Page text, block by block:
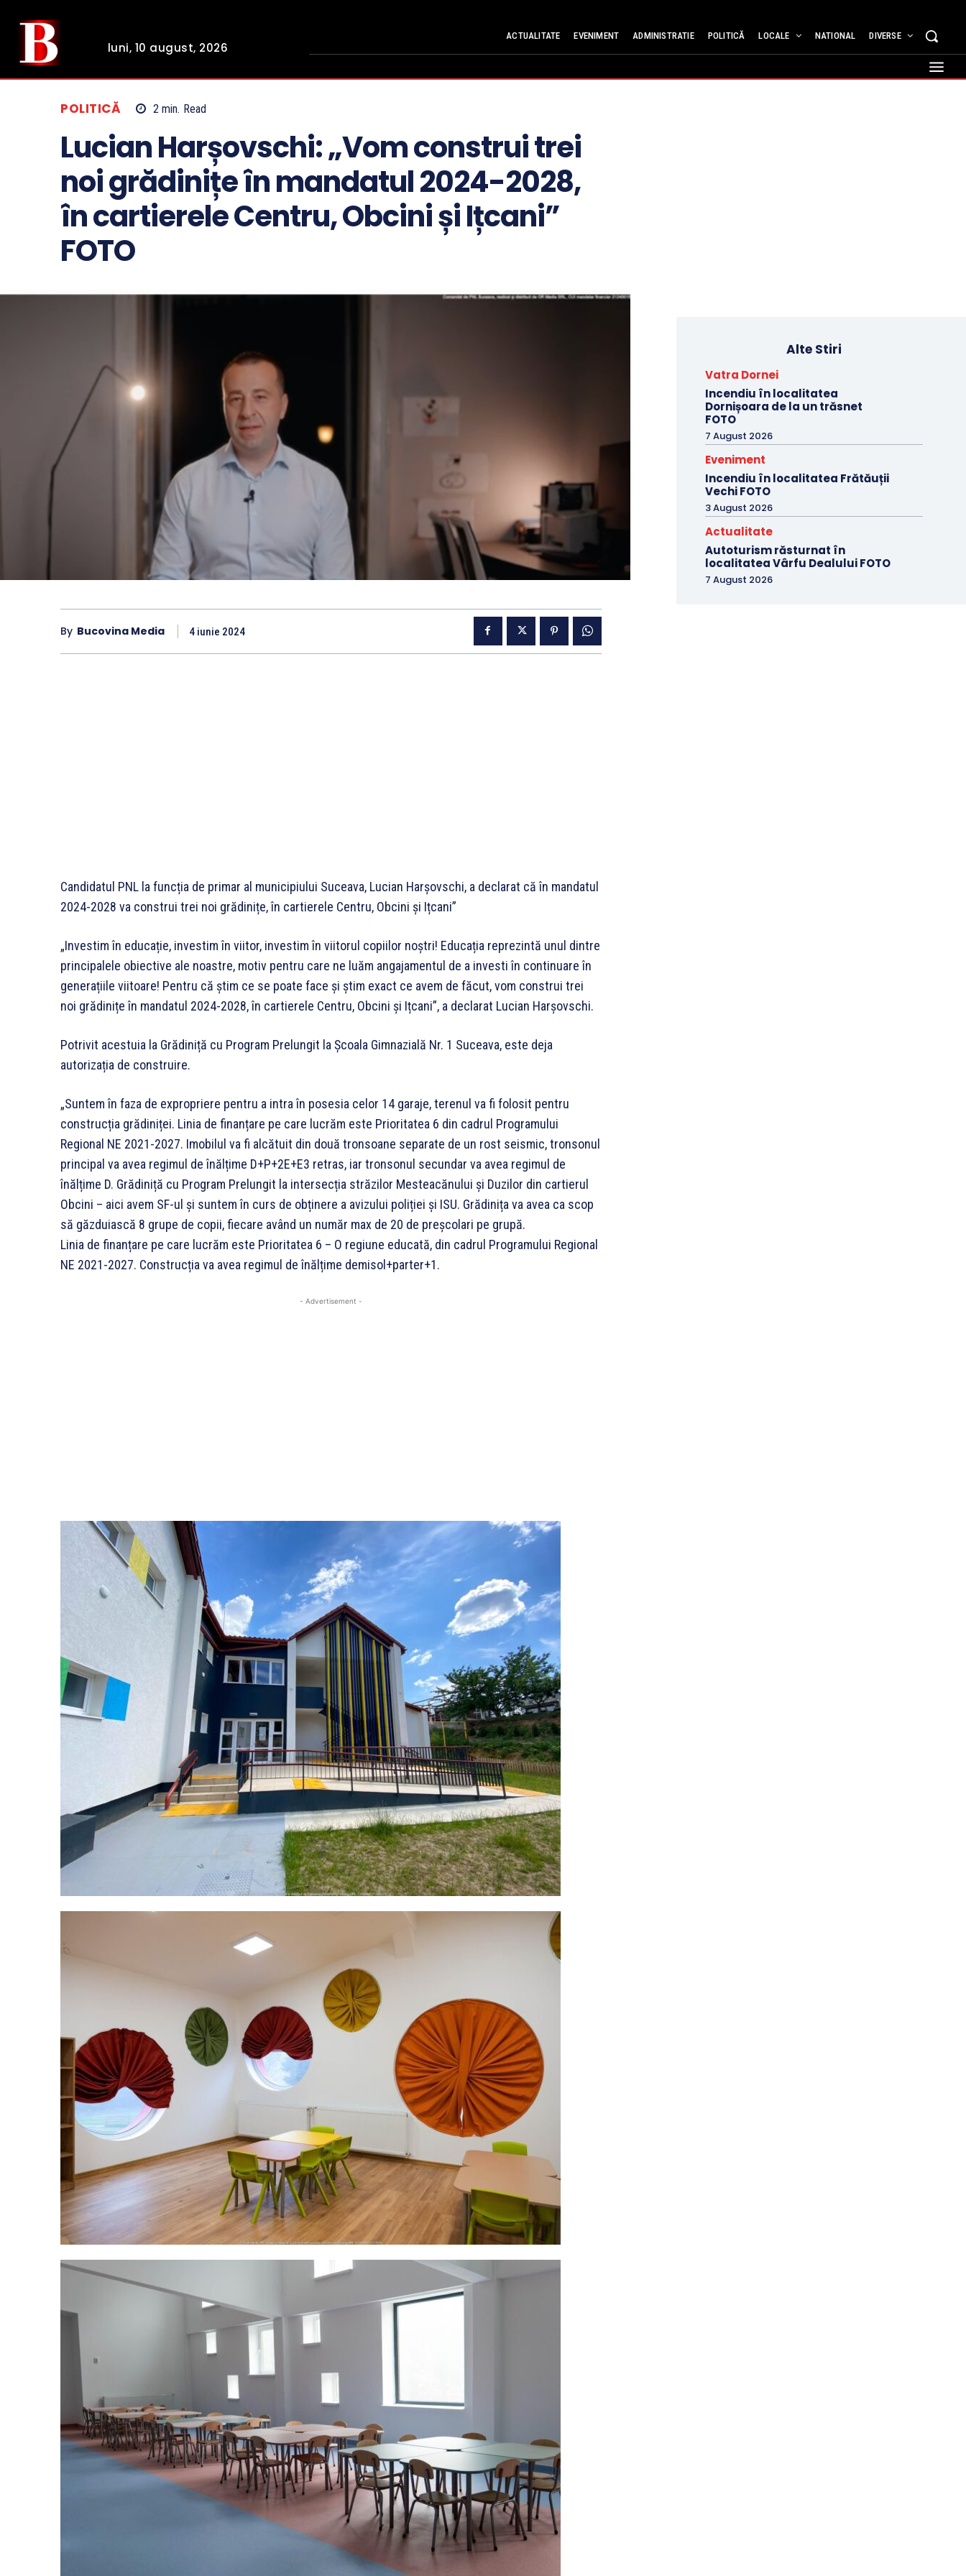
luni, 10 august, 2026
ACTUALITATE EVENIMENT ADMINISTRATIE POLITICĂ LOCALE NATIONAL DIVERSE
POLITICĂ 2 min. Read
Lucian Harșovschi: „Vom construi trei
noi grădinițe în mandatul 2024-2028,
în cartierele Centru, Obcini și Ițcani”
FOTO
By Bucovina Media 4 iunie 2024
Candidatul PNL la funcția de primar al municipiului Suceava, Lucian Harșovschi, a declarat că în mandatul
2024-2028 va construi trei noi grădinițe, în cartierele Centru, Obcini și Ițcani”
„Investim în educație, investim în viitor, investim în viitorul copiilor noștri! Educația reprezintă unul dintre
principalele obiective ale noastre, motiv pentru care ne luăm angajamentul de a investi în continuare în
generațiile viitoare! Pentru că știm ce se poate face și știm exact ce avem de făcut, vom construi trei
noi grădinițe în mandatul 2024-2028, în cartierele Centru, Obcini și Ițcani”, a declarat Lucian Harșovschi.
Potrivit acestuia la Grădiniță cu Program Prelungit la Școala Gimnazială Nr. 1 Suceava, este deja
autorizația de construire.
„Suntem în faza de expropriere pentru a intra în posesia celor 14 garaje, terenul va fi folosit pentru
construcția grădiniței. Linia de finanțare pe care lucrăm este Prioritatea 6 din cadrul Programului
Regional NE 2021-2027. Imobilul va fi alcătuit din două tronsoane separate de un rost seismic, tronsonul
principal va avea regimul de înălțime D+P+2E+E3 retras, iar tronsonul secundar va avea regimul de
înălțime D. Grădiniță cu Program Prelungit la intersecția străzilor Mesteacănului și Duzilor din cartierul
Obcini – aici avem SF-ul și suntem în curs de obținere a avizului poliției și ISU. Grădinița va avea ca scop
să găzduiască 8 grupe de copii, fiecare având un număr max de 20 de preșcolari pe grupă.
Linia de finanțare pe care lucrăm este Prioritatea 6 – O regiune educată, din cadrul Programului Regional
NE 2021-2027. Construcția va avea regimul de înălțime demisol+parter+1.
- Advertisement -
Alte Stiri
Vatra Dornei
Incendiu în localitatea
Dornișoara de la un trăsnet
FOTO
7 August 2026
Eveniment
Incendiu în localitatea Frătăuții
Vechi FOTO
3 August 2026
Actualitate
Autoturism răsturnat în
localitatea Vârfu Dealului FOTO
7 August 2026